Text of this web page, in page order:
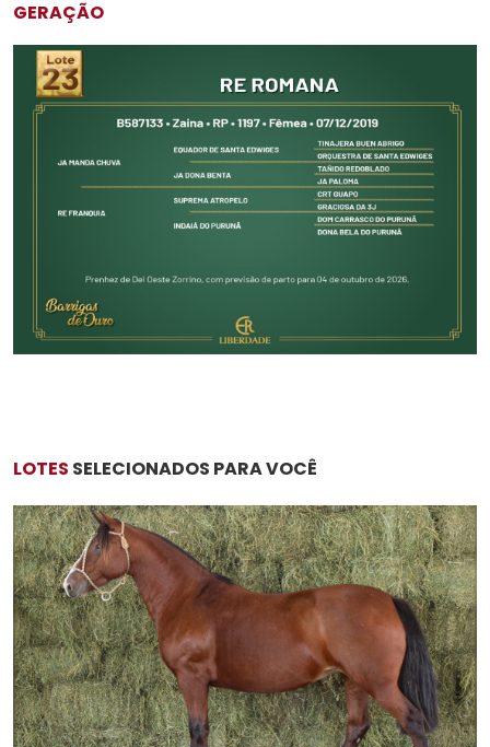
GERAÇÃO
LOTES SELECIONADOS PARA VOCÊ